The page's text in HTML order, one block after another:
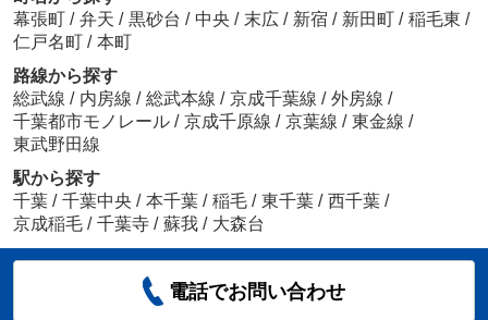
幕張町 / 弁天 / 黒砂台 / 中央 / 末広 / 新宿 / 新田町 / 稲毛東 /
仁戸名町 / 本町
路線から探す
総武線 / 内房線 / 総武本線 / 京成千葉線 / 外房線 /
千葉都市モノレール / 京成千原線 / 京葉線 / 東金線 /
東武野田線
駅から探す
千葉 / 千葉中央 / 本千葉 / 稲毛 / 東千葉 / 西千葉 /
京成稲毛 / 千葉寺 / 蘇我 / 大森台
電話でお問い合わせ